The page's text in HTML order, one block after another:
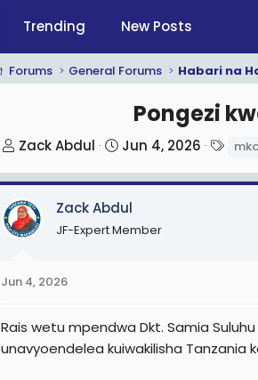
Trending New Posts
Forums General Forums Habari na
Pongezi
T
r
e
a
r
t
Zack Abdul
S
a
r
t
Jun 4, 2026
g
Zack Abdul
JF-Expert Member
Jun 4, 2026
Rais wetu mpendwa Dkt. Samia
unavyoendelea kuiwakilisha Tanzania